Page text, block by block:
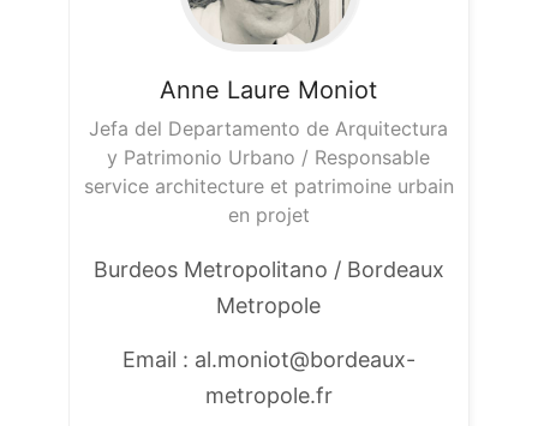
Anne Laure Moniot
Jefa del Departamento de Arquitectura
y Patrimonio Urbano / Responsable
service architecture et patrimoine urbain
en projet
Burdeos Metropolitano / Bordeaux
Metropole
Email : al.moniot@bordeaux-
metropole.fr